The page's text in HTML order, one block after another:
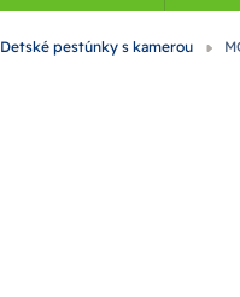
Detské pestúnky s kamerou